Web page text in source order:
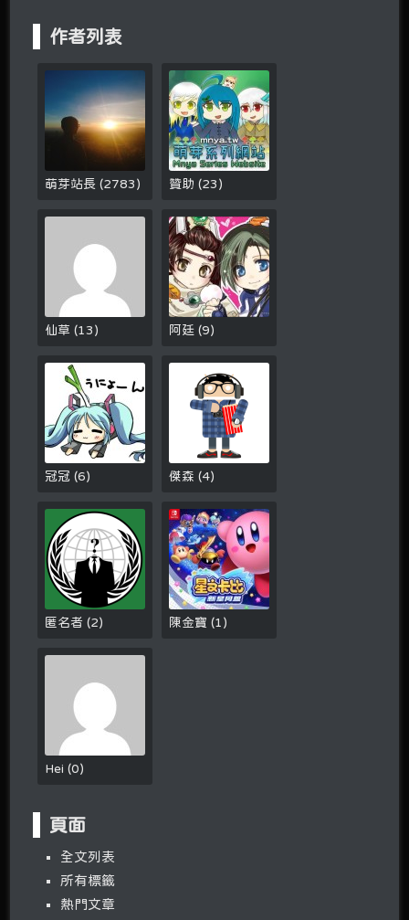
作者列表
萌芽站長(2783 ) 贊助(23 )
仙草(13 ) 阿廷(9)
冠冠(6) 傑森(4)
匿名者(2) 陳金寶(1 )
Hei(0)
頁面
全文列表
所有標籤
熱門文章